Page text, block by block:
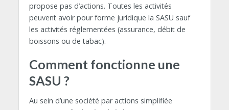
propose pas d’actions. Toutes les activités
peuvent avoir pour forme juridique la SASU sauf
les activités réglementées (assurance, débit de
boissons ou de tabac).
Comment fonctionne une
SASU ?
Au sein d’une société par actions simplifiée